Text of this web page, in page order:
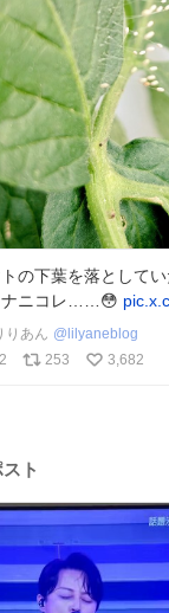
トの下葉を落として
ナニコレ……😳
りあん @ lilyaneblog
253 3,682
ト